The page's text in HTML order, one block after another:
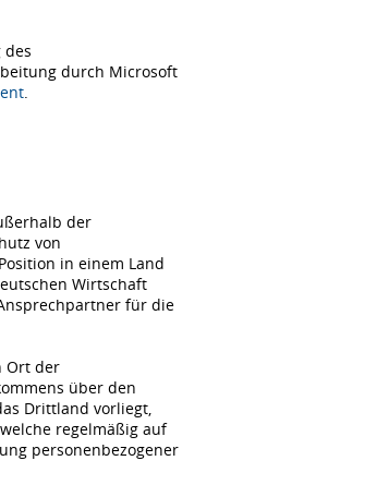
des
durch Microsoft
.
der
von
in einem Land
Wirtschaft
für die
Ort der
über den
Drittland vorliegt,
regelmäßig auf
personenbezogener